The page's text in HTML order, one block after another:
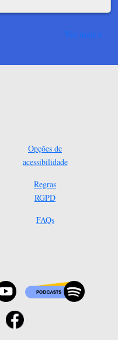
Ver mais
Opções de
acessibilidade
Regras
RGPD
FAQs